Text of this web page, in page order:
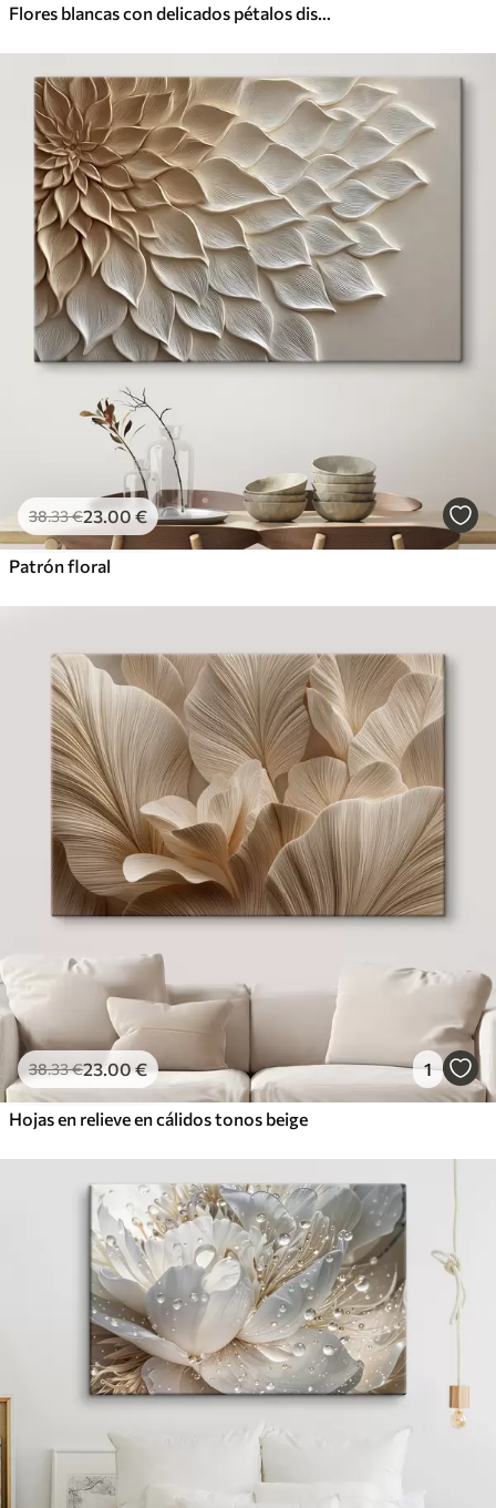
Flores blancas con delicados pétalos dispuestos en un hermoso patrón floral sobre un fondo claro
38.33€23.00 €
Patrón floral
38.33€23.00€ 1
Hojas en relieve en cálidos tonos beige